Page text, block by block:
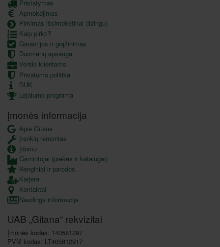
Pristatymas
Apmokėjimas
Pirkimas išsimokėtinai (lizingu)
Kaip pirkti?
Garantijos ir grąžinimas
Duomenų apsauga
Verslo klientams
Privatumo politika
DUK
Lojalumo programa
Įmonės informacija
Apie Gitana
Įrankių remontas
Įdomu
Gamintojai (prekės ir katalogai)
Renginiai ir parodos
Karjera
Kontaktai
Naudinga informacija
UAB „Gitana“ rekvizitai
Įmonės kodas: 140581297
PVM kodas: LT405812917